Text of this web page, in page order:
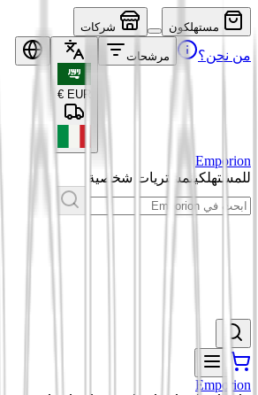
مستهلكون شركات
من نحن؟ مرشحات
EUR
€
Emporion
للمستهلكينمشتريات شخصية
Emporion